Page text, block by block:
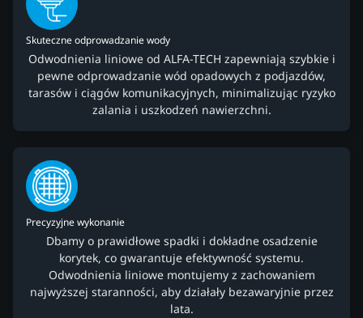
Skuteczne odprowadzanie wody
Odwodnienia liniowe od ALFA-TECH zapewniają szybkie i
pewne odprowadzanie wód opadowych z podjazdów,
tarasów i ciągów komunikacyjnych, minimalizując ryzyko
zalania i uszkodzeń nawierzchni.
Precyzyjne wykonanie
Dbamy o prawidłowe spadki i dokładne osadzenie
korytek, co gwarantuje efektywność systemu.
Odwodnienia liniowe montujemy z zachowaniem
najwyższej staranności, aby działały bezawaryjnie przez
lata.